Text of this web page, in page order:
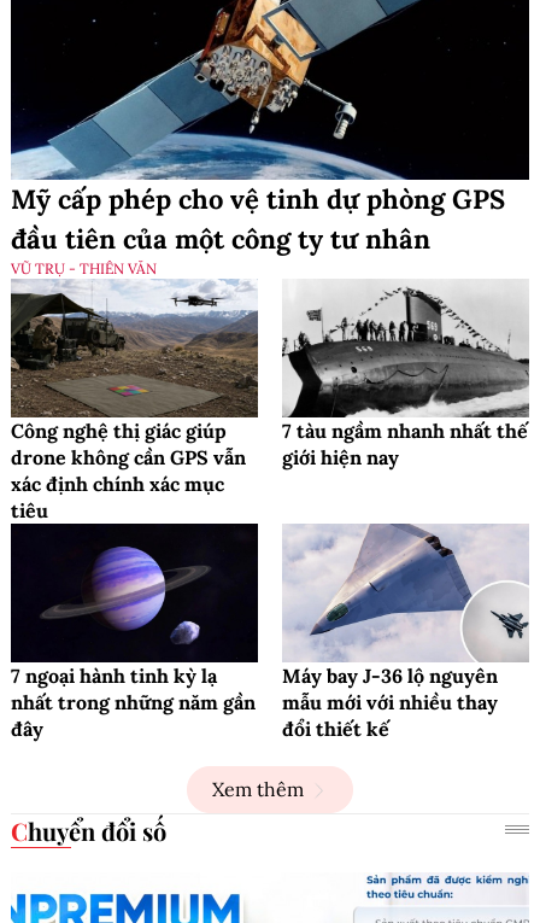
Mỹ cấp phép cho vệ tinh dự phòng GPS
đầu tiên của một công ty tư nhân
VŨ TRỤ - THIÊN VĂN
Công nghệ thị giác giúp
drone không cần GPS vẫn
xác định chính xác mục
tiêu
7 tàu ngầm nhanh nhất thế
giới hiện nay
7 ngoại hành tinh kỳ lạ
nhất trong những năm gần
đây
Máy bay J-36 lộ nguyên
mẫu mới với nhiều thay
đổi thiết kế
Xem thêm
Chuyển đổi số